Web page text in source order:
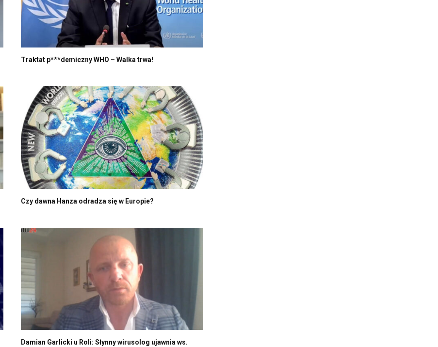
Traktat p***demiczny WHO – Walka trwa!
Czy dawna Hanza odradza się w Europie?
Damian Garlicki u Roli: Słynny wirusolog ujawnia ws.